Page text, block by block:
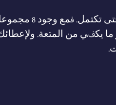
هناك 32 فريقًا مؤهلًا لكأس العالم 2022. تبدأ
ما يكفي من المتعة.